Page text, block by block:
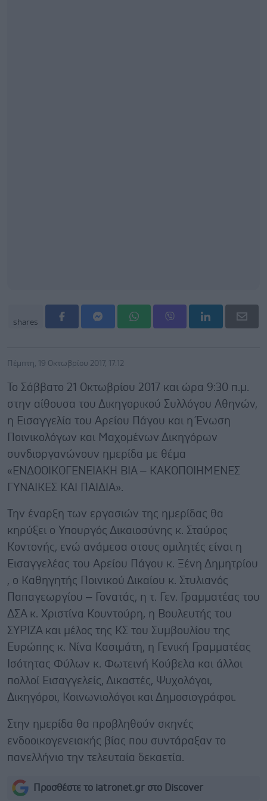
shares
Πέμπτη, 19 Οκτωβρίου 2017, 17:12
Το Σάββατο 21 Οκτωβρίου 2017 και ώρα 9:30 π.μ.
στην αίθουσα του Δικηγορικού Συλλόγου Αθηνών,
η Εισαγγελία του Αρείου Πάγου και η Ένωση
Ποινικολόγων και Μαχομένων Δικηγόρων
συνδιοργανώνουν ημερίδα με θέμα
«ΕΝΔΟΟΙΚΟΓΕΝΕΙΑΚΗ ΒΙΑ – ΚΑΚΟΠΟΙΗΜΕΝΕΣ
ΓΥΝΑΙΚΕΣ ΚΑΙ ΠΑΙΔΙΑ».
Την έναρξη των εργασιών της ημερίδας θα
κηρύξει ο Υπουργός Δικαιοσύνης κ. Σταύρος
Κοντονής, ενώ ανάμεσα στους ομιλητές είναι η
Εισαγγελέας του Αρείου Πάγου κ. Ξένη Δημητρίου
, ο Καθηγητής Ποινικού Δικαίου κ. Στυλιανός
Παπαγεωργίου – Γονατάς, η τ. Γεν. Γραμματέας του
ΔΣΑ κ. Χριστίνα Κουντούρη, η Βουλευτής του
ΣΥΡΙΖΑ και μέλος της ΚΣ του Συμβουλίου της
Ευρώπης κ. Νίνα Κασιμάτη, η Γενική Γραμματέας
Ισότητας Φύλων κ. Φωτεινή Κούβελα και άλλοι
πολλοί Εισαγγελείς, Δικαστές, Ψυχολόγοι,
Δικηγόροι, Κοινωνιολόγοι και Δημοσιογράφοι.
Στην ημερίδα θα προβληθούν σκηνές
ενδοοικογενειακής βίας που συντάραξαν το
πανελλήνιο την τελευταία δεκαετία.
Προσθέστε το iatronet.gr στο Discover